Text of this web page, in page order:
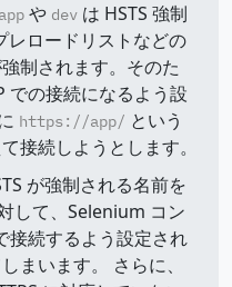
app や dev は HSTS 強制
レロードリストなどの
制されます。そのた
での接続になるよう設
https://app/ という
接続しようとします。
が強制される名前を
して、Selenium コン
接続するよう設定され
まいます。 さらに、